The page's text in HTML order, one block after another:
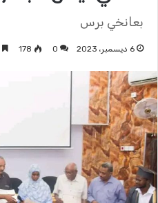
بعانخي برس
6 ديسمبر، 2023 0
178